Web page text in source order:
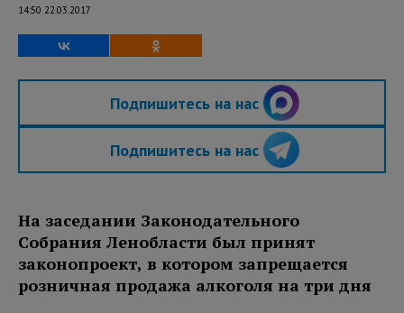
14:50 22.03.2017
Подпишитесь на нас
Подпишитесь на нас
На заседании Законодательного
Собрания Ленобласти был принят
законопроект, в котором запрещается
розничная продажа алкоголя на три дня